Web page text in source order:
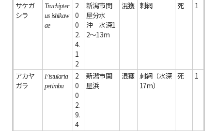
サケガ
シラ
Trachipter
us ishikaw
ae
2
0
0
2.
4.
1
2
新潟市関
屋分水
沖 水深1
2～13m
混獲 刺網 死 1
アカヤ
ガラ
Fistularia
petimba
2
0
0
2.
9.
4
新潟市関
屋浜
混獲 刺網（水深
17m）
死 1